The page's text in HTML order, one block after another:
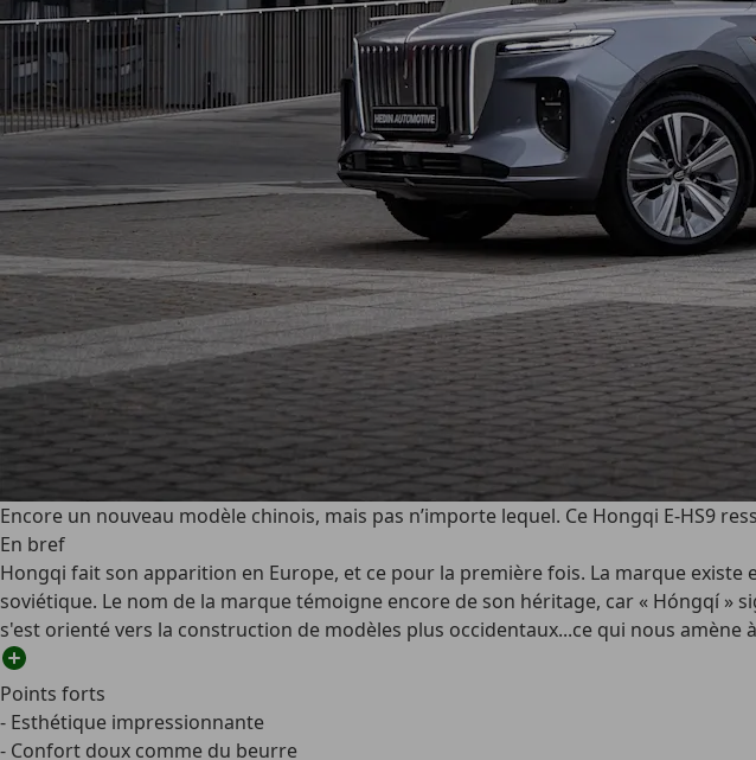
Encore un nouveau modèle chinois, mais pas n’importe lequel. Ce Hongqi E-HS9
En bref
Hongqi fait son apparition en Europe, et ce pour la première fois. La marque
soviétique. Le nom de la marque témoigne encore de son héritage, car « Hóngqí »
s'est orienté vers la construction de modèles plus occidentaux...ce qui nous amène à
Points forts
- Esthétique impressionnante
- Confort doux comme du beurre